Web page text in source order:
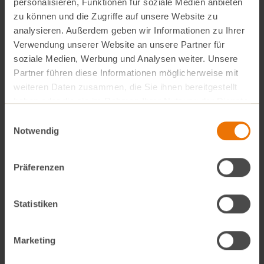
zu können und die Zugriffe auf unsere Website zu
analysieren. Außerdem geben wir Informationen zu Ihrer
Verwendung unserer Website an unsere Partner für
soziale Medien, Werbung und Analysen weiter. Unsere
Partner führen diese Informationen möglicherweise mit
weiteren Daten zusammen, die Sie ihnen bereitgestellt
haben oder die sie im Rahmen Ihrer Nutzung der Dienste
Notwendig
Präferenzen
Statistiken
Marketing
Freu dich auf Verkostungen!
Unter anderem erwarten dich Verkostungen
– an unserer Theke
– von sommerlichen Melonen-Sorten
Wir freuen uns auf deinen Besuch!